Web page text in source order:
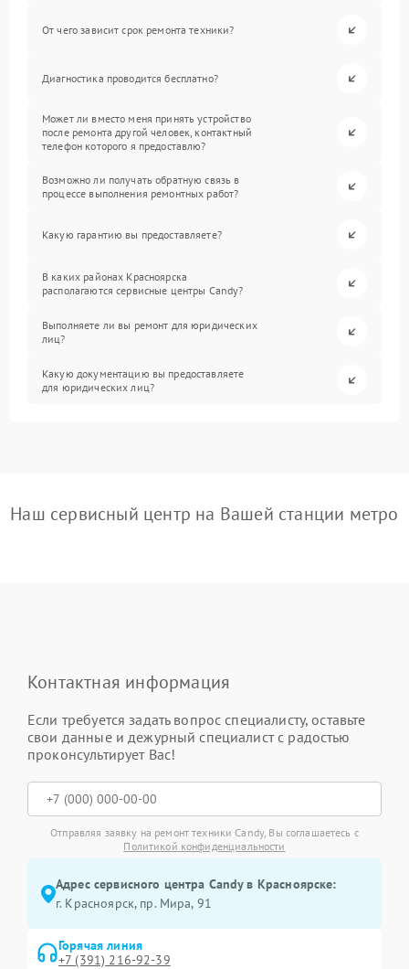
От чего зависит срок ремонта техники?
Диагностика проводится бесплатно?
Может ли вместо меня принять устройство
после ремонта другой человек, контактный
телефон которого я предоставлю?
Возможно ли получать обратную связь в
процессе выполнения ремонтных работ?
Какую гарантию вы предоставляете?
В каких районах Красноярска
располагаются сервисные центры Candy?
Выполняете ли вы ремонт для юридических
лиц?
Какую документацию вы предоставляете
для юридических лиц?
Наш сервисный центр на Вашей станции метро
Контактная информация
Если требуется задать вопрос специалисту, оставьте
свои данные и дежурный специалист с радостью
проконсультирует Вас!
Отправляя заявку на ремонт техники Candy, Вы соглашаетесь с
Политикой конфиденциальности
Адрес сервисного центра Candy в Красноярске:
г. Красноярск, ​пр. Мира, 91
Горячая линия
+7 (391) 216-92-39